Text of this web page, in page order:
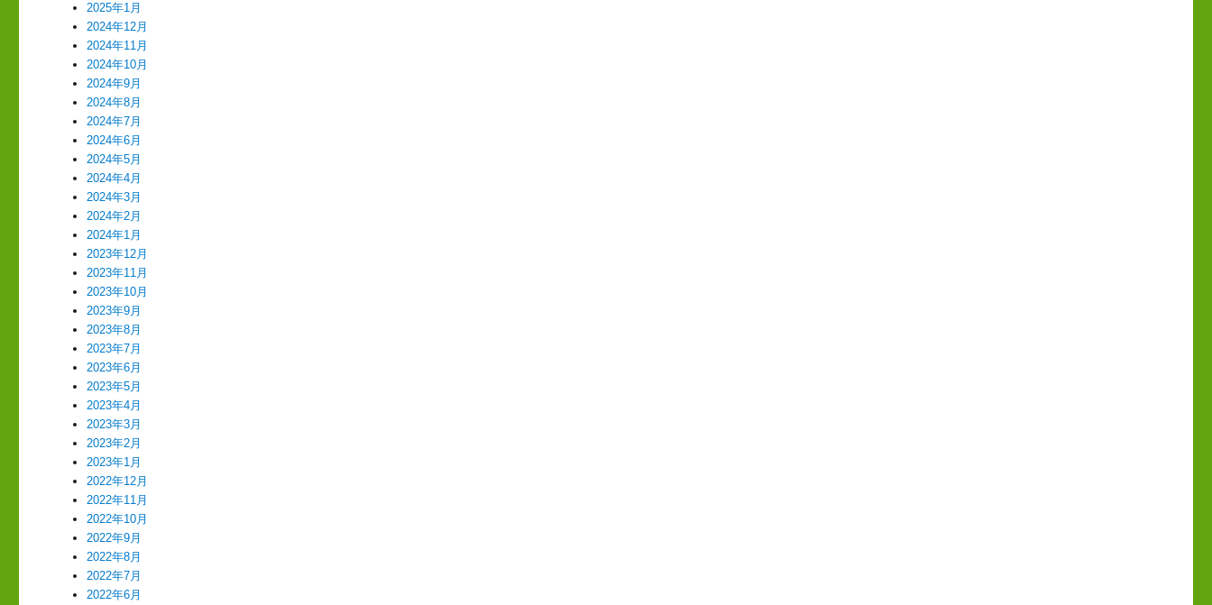
2025年1月
2024年12月
2024年11月
2024年10月
2024年9月
2024年8月
2024年7月
2024年6月
2024年5月
2024年4月
2024年3月
2024年2月
2024年1月
2023年12月
2023年11月
2023年10月
2023年9月
2023年8月
2023年7月
2023年6月
2023年5月
2023年4月
2023年3月
2023年2月
2023年1月
2022年12月
2022年11月
2022年10月
2022年9月
2022年8月
2022年7月
2022年6月